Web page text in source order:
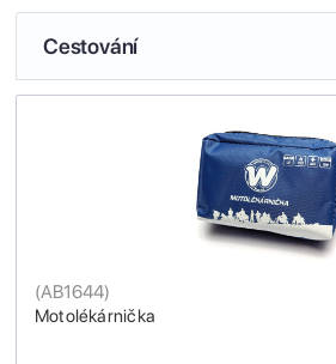
Cestování
Motolékárnička
(AB1644)